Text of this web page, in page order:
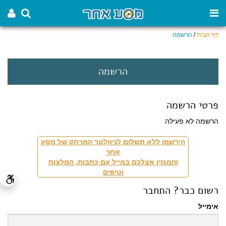
דף הבית/ הרשמה
הרשמה
פרטי הרשמה
הרשמה לא פעילה
הירשמו ללא תשלום לניוזלטר המרתק של מסע
אחר
והמגזין אצלכם במייל עם כתבות, המלצות
וטיפים
רשום כבר? התחבר
אימייל